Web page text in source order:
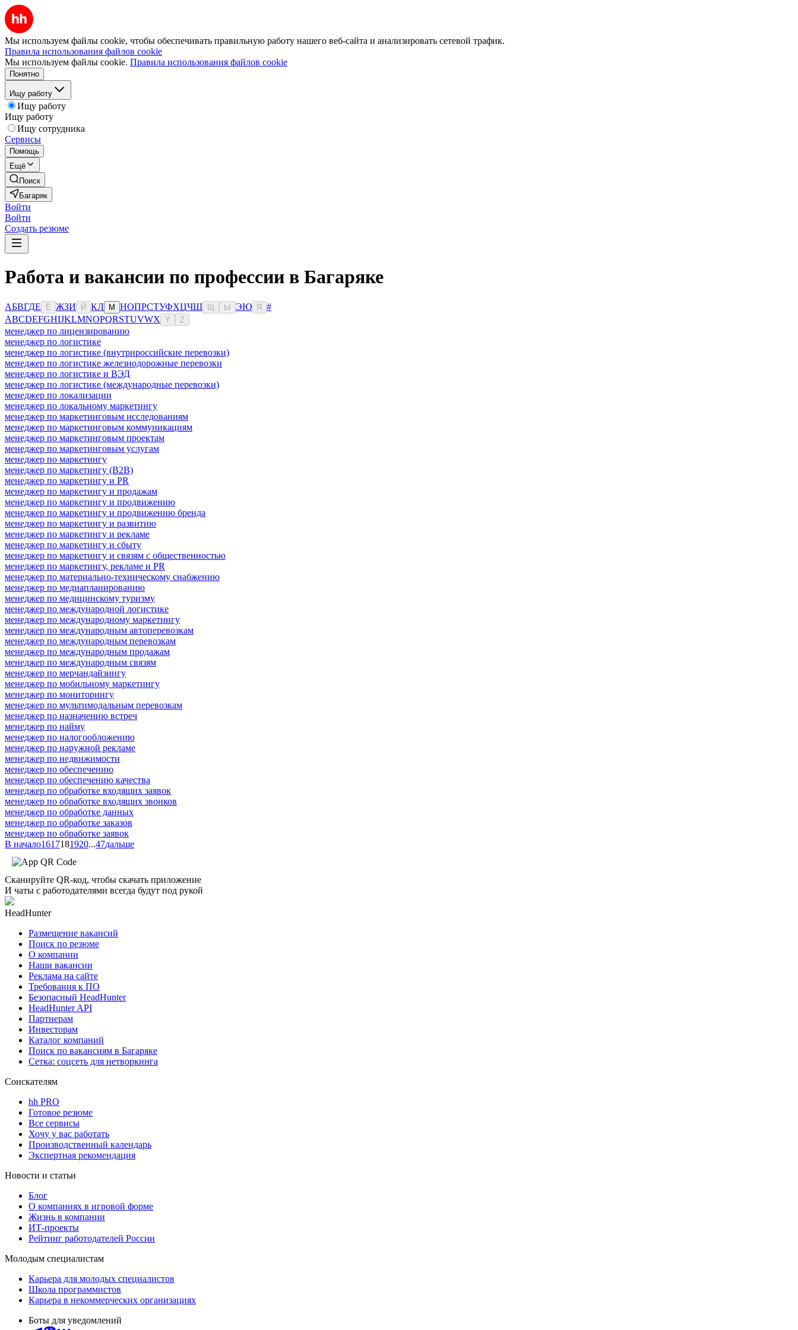
Мы используем файлы cookie, чтобы обеспечивать правильную работу нашего веб-сайта и анализировать сетевой трафик.
Правила использования файлов cookie
Мы используем файлы cookie. Правила использования файлов cookie
Понятно
Ищу работу
Ищу работу
Ищу работу
Ищу сотрудника
Сервисы
Помощь
Ещё
Поиск
Багаряк
Войти
Войти
Создать резюме
Работа и вакансии по профессии в Багаряке
АБВГДЕ Ё ЖЗИ Й КЛ М НОПРСТУФХЦЧШ Ы ЭЮ Я
#
ABCDEFGHIJKLMNOPQRSTUVWX Y Z
менеджер по лицензированию
менеджер по логистике
менеджер по логистике (внутрироссийские перевозки)
менеджер по логистике железнодорожные перевозки
менеджер по логистике и ВЭД
менеджер по логистике (международные перевозки)
менеджер по локализации
менеджер по локальному маркетингу
менеджер по маркетинговым исследованиям
менеджер по маркетинговым коммуникациям
менеджер по маркетинговым проектам
менеджер по маркетинговым услугам
менеджер по маркетингу
менеджер по маркетингу (B2B)
менеджер по маркетингу и PR
менеджер по маркетингу и продажам
менеджер по маркетингу и продвижению
менеджер по маркетингу и продвижению бренда
менеджер по маркетингу и развитию
менеджер по маркетингу и рекламе
менеджер по маркетингу и сбыту
менеджер по маркетингу и связям с общественностью
менеджер по маркетингу, рекламе и PR
менеджер по материально-техническому снабжению
менеджер по медиапланированию
менеджер по медицинскому туризму
менеджер по международной логистике
менеджер по международному маркетингу
менеджер по международным автоперевозкам
менеджер по международным перевозкам
менеджер по международным продажам
менеджер по международным связям
менеджер по мерчандайзингу
менеджер по мобильному маркетингу
менеджер по мониторингу
менеджер по мультимодальным перевозкам
менеджер по назначению встреч
менеджер по найму
менеджер по налогообложению
менеджер по наружной рекламе
менеджер по недвижимости
менеджер по обеспечению
менеджер по обеспечению качества
менеджер по обработке входящих заявок
менеджер по обработке входящих звонков
менеджер по обработке данных
менеджер по обработке заказов
менеджер по обработке заявок
В начало1617181920...47дальше
Сканируйте QR-код, чтобы скачать приложение
И чаты с работодателями всегда будут под рукой
HeadHunter
Размещение вакансий
Поиск по резюме
О компании
Наши вакансии
Реклама на сайте
Требования к ПО
Безопасный HeadHunter
HeadHunter API
Партнерам
Инвесторам
Каталог компаний
Поиск по вакансиям в Багаряке
Сетка: соцсеть для нетворкинга
Соискателям
hh PRO
Готовое резюме
Все сервисы
Хочу у вас работать
Производственный календарь
Экспертная рекомендация
Новости и статьи
Блог
О компаниях в игровой форме
Жизнь в компании
ИТ-проекты
Рейтинг работодателей России
Молодым специалистам
Карьера для молодых специалистов
Школа программистов
Карьера в некоммерческих организациях
Боты для уведомлений